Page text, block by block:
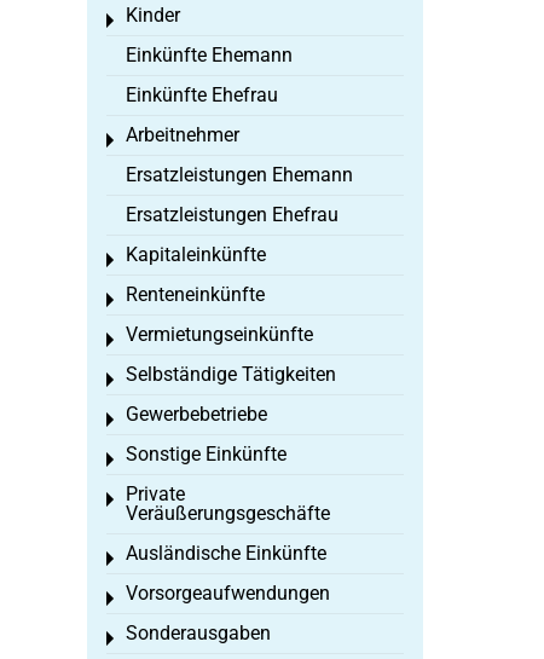
Kinder
Toggle menu
Einkünfte Ehemann
Einkünfte Ehefrau
Arbeitnehmer
Toggle menu
Ersatzleistungen Ehemann
Ersatzleistungen Ehefrau
Kapitaleinkünfte
Toggle menu
Renteneinkünfte
Toggle menu
Vermietungseinkünfte
Toggle menu
Selbständige Tätigkeiten
Toggle menu
Gewerbebetriebe
Toggle menu
Sonstige Einkünfte
Toggle menu
Private
Veräußerungsgeschäfte
Toggle menu
Ausländische Einkünfte
Toggle menu
Vorsorgeaufwendungen
Toggle menu
Sonderausgaben
Toggle menu